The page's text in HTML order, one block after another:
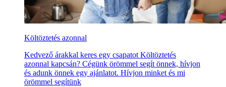
Költöztetés azonnal
Kedvező árakkal keres egy csapatot Költöztetés
azonnal kapcsán? Cégünk örömmel segít önnek, hívjon
és adunk önnek egy ajánlatot. Hívjon minket és mi
örömmel segítünk